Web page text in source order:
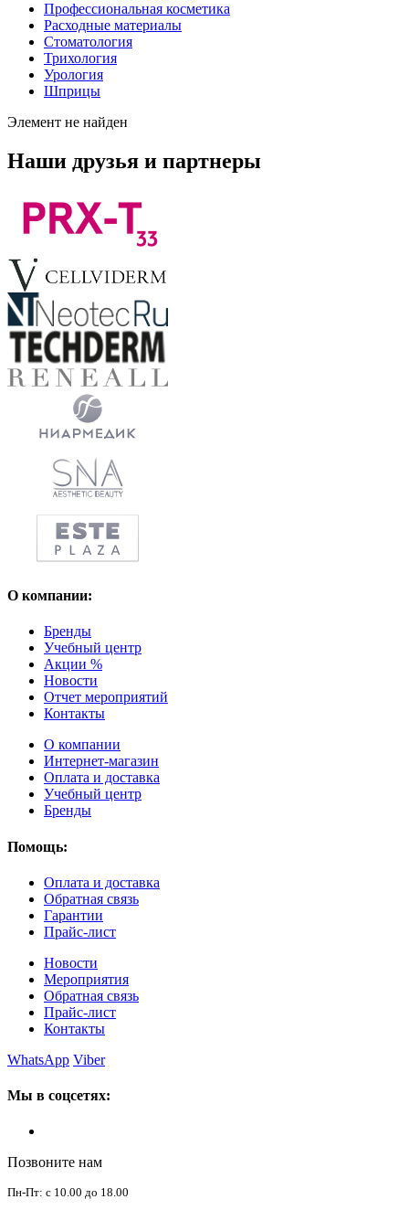
Профессиональная косметика
Расходные материалы
Стоматология
Трихология
Урология
Шприцы
Элемент не найден
Наши друзья и партнеры
О компании:
Бренды
Учебный центр
Акции %
Новости
Отчет мероприятий
Контакты
О компании
Интернет-магазин
Оплата и доставка
Учебный центр
Бренды
Помощь:
Оплата и доставка
Обратная связь
Гарантии
Прайс-лист
Новости
Мероприятия
Обратная связь
Прайс-лист
Контакты
WhatsApp Viber
Мы в соцсетях:
Позвоните нам
Пн-Пт: с 10.00 до 18.00